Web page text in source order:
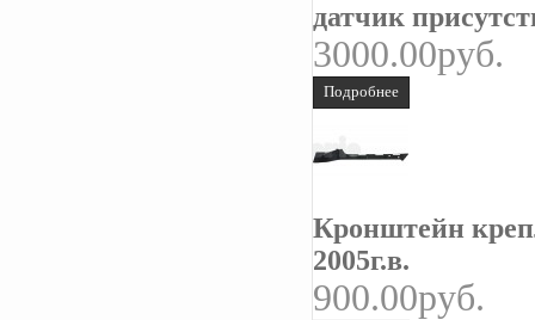
датчик
3000.00руб.
Подробнее
Кронштейн
2005г.в.
900.00руб.